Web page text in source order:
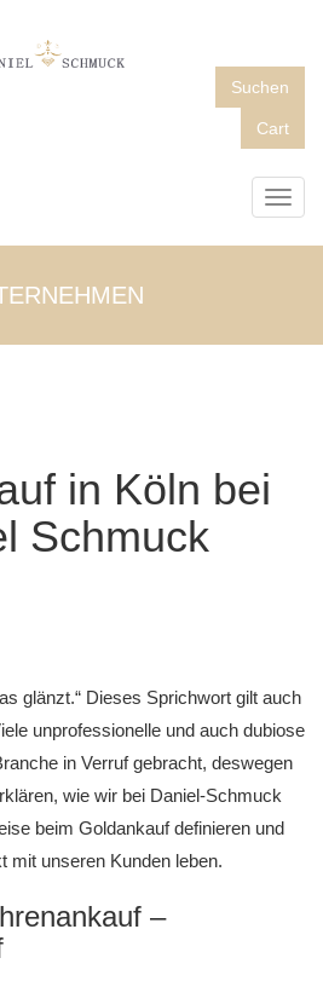
Suchen
Cart
in Köln bei
Schmuck
glänzt.“ Dieses Sprichwort gilt auch
unprofessionelle und auch dubiose
in Verruf gebracht, deswegen
wie wir bei Daniel-Schmuck
beim Goldankauf definieren und
mit unseren Kunden leben.
–